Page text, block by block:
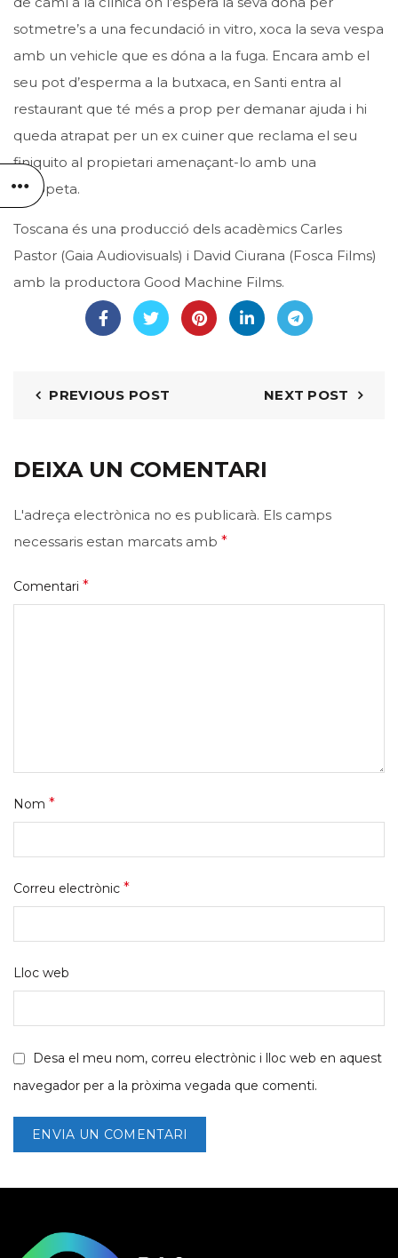
sotmetre’s a una fecundació in vitro, xoca la seva vespa
amb un vehicle que es dóna a la fuga. Encara amb el
seu pot d’esperma a la butxaca, en Santi entra al
restaurant que té més a prop per demanar ajuda i hi
queda atrapat per un ex cuiner que reclama el seu
finiquito al propietari amenaçant-lo amb una
escopeta.
Toscana és una producció dels acadèmics Carles
Pastor (Gaia Audiovisuals) i David Ciurana (Fosca Films)
amb la productora Good Machine Films.
PREVIOUS POST NEXT POST
DEIXA UN COMENTARI
L'adreça electrònica no es publicarà. Els camps
necessaris estan marcats amb *
Comentari *
Nom *
Correu electrònic *
Lloc web
Desa el meu nom, correu electrònic i lloc web en aquest
navegador per a la pròxima vegada que comenti.